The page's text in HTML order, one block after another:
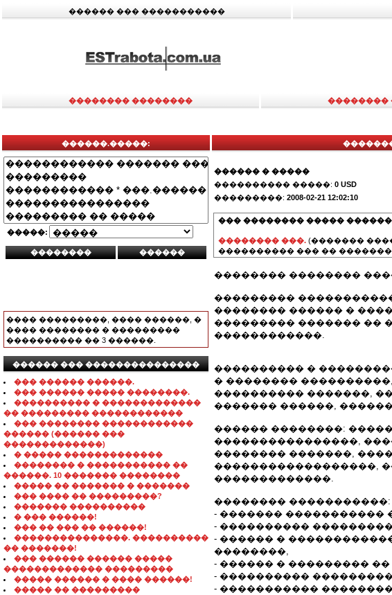
������ ��� �����������
�������� �������� ��������
������.�����:
�����:
���� ���������, ���� ������, �
���� �������� � ���������
���������� �� 3 ������.
������ ��� ���������������
��� ������ ������.
��� ������ ����� ��������.
���������� � �������������
�� ��������� ������������
��� �������� ������������
������ (������ ���
�������������)
� ����� �������������
�������� � ����������� ��
������. 10 ������� ��������
����� �� ������� � �������
��� ���� �� ���������?
������� ����������
� ��� ������!
��� �� ��� �� ������!
���������������. ����������
�� �������!
��� ������ ������ �����
������������� ���������
����� ������ � ���� ������!
����� �� ���������
������ � �����
���������� �����: 0 USD
���������: 2008-02-21 12:02:10
��� �������� �����
�������� ���. (�������
���������� ��� ��
�������� ��������
���������
�������� ������ �
��������� ������� ��
������������.
���������� �
� ��������
���������� �������,
������� ������,
������ ��������:
����������������,
�������� �������,
������������������,
�������������.
�������� �����������:
- ������� �����������
- ����������
- ������ �
��������,
- ������ � ���������
- ����������
- �����������